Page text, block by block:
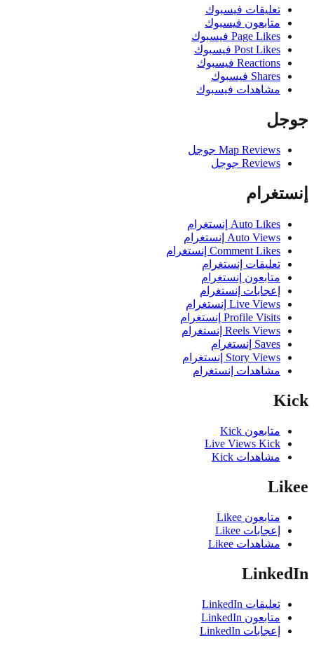
تعليقات فيسبوك
متابعون فيسبوك
Page Likes فيسبوك
Post Likes فيسبوك
Reactions فيسبوك
Shares فيسبوك
مشاهدات فيسبوك
Map Reviews جوجل
Reviews جوجل
Auto Likes إنستغرام
Auto Views إنستغرام
Comment Likes إنستغرام
تعليقات إنستغرام
متابعون إنستغرام
إعجابات إنستغرام
Live Views إنستغرام
Profile Visits إنستغرام
Reels Views إنستغرام
Saves إنستغرام
Story Views إنستغرام
مشاهدات إنستغرام
متابعون Kick
Live Views Kick
مشاهدات Kick
متابعون Likee
إعجابات Likee
مشاهدات Likee
تعليقات LinkedIn
متابعون LinkedIn
إعجابات LinkedIn